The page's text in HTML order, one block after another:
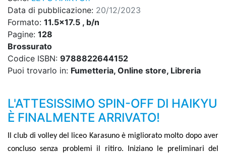
Data di pubblicazione: 20/12/2023
Formato: 11.5x17.5 , b/n
Pagine: 128
Brossurato
Codice ISBN: 9788822644152
Puoi trovarlo in: Fumetteria, Online store, Libreria
L'ATTESISSIMO SPIN-OFF DI HAIKYU
È FINALMENTE ARRIVATO!
Il club di volley del liceo Karasuno è migliorato molto dopo aver
concluso senza problemi il ritiro. Iniziano le preliminari del